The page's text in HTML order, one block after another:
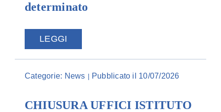
determinato
LEGGI
Categorie: News | Pubblicato il 10/07/2026
CHIUSURA UFFICI ISTITUTO